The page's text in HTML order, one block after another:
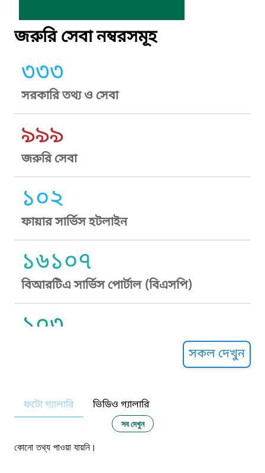
জরুরি সেবা নম্বরসমূহ
৩৩৩
সরকারি তথ্য ও সেবা
৯৯৯
জরুরি সেবা
১০২
ফায়ার সার্ভিস হটলাইন
১৬১০৭
বিআরটিএ সার্ভিস পোর্টাল (বিএসপি)
১০৩
নারী ও শিশু নির্যাতন প্রতিরোধ
১০৬
সকল দেখুন
ফটো গ্যালারি ভিডিও গ্যালারি
সব দেখুন
কোনো তথ্য পাওয়া যায়নি।